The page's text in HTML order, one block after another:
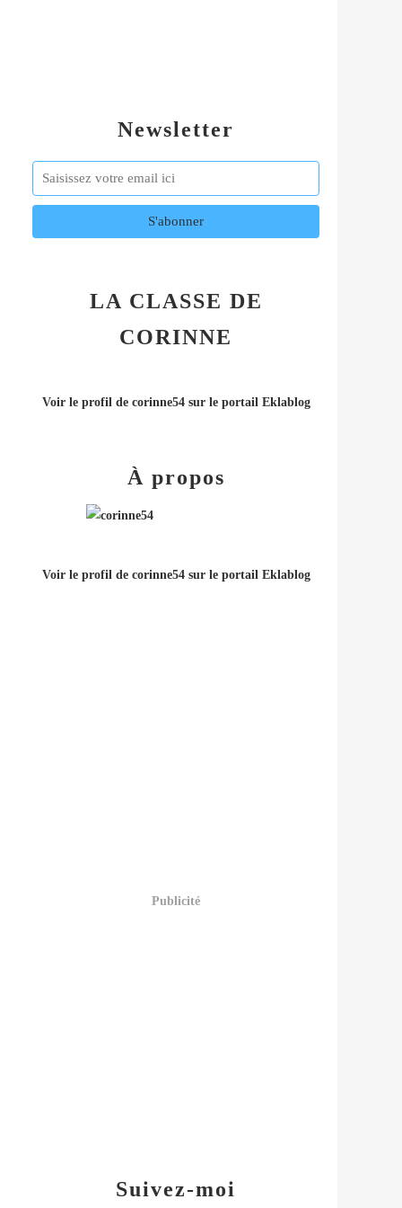
Newsletter
LA CLASSE DE
CORINNE
Voir le profil de corinne54sur le portail Eklablog
Suivez-moi
À propos
Voir le profil de corinne54sur le portail Eklablog
Publicité